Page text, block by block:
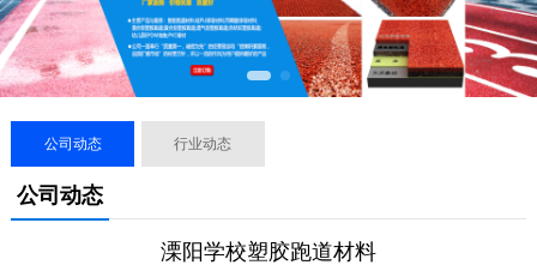
公司动态 行业动态
公司动态
溧阳学校塑胶跑道材料